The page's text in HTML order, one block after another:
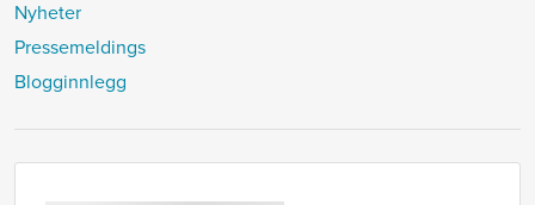
Nyheter
Pressemeldings
Blogginnlegg